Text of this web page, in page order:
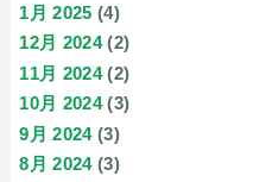
1月 2025 (4)
12月 2024(2)
11月 2024(2)
10月 2024(3)
9月 2024(3)
8月 2024(3)